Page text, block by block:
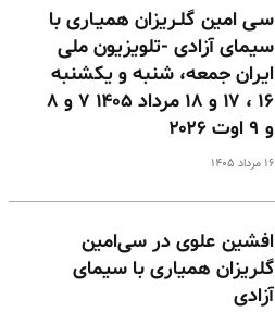
سـی امین گلـریزان همیـاری با
سیمای آزادی -تلویزیون ملی
ایران جمعه، شنبه و یکشنبه
۱۶ ، ۱۷ و ۱۸ مرداد ۱۴۰۵ ۷ و ۸
و ۹ اوت ۲۰۲۶
۱۶ مرداد ۱۴۰۵
افشین علوی در سی‌امین
گلریزان همیاری با سیمای
آزادی